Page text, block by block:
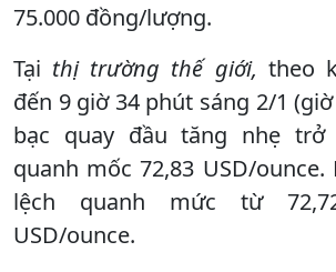
75.000 đồng/lượng.
Tại thị trường thế giới, theo
đến 9 giờ 34 phút sáng 2/1
bạc quay đầu tăng nhẹ trở
quanh mốc 72,83 USD/ounce.
lệch quanh mức từ
USD/ounce.